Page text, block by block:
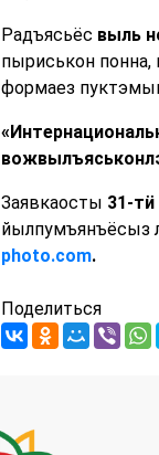
Радъясьёс выль
пыриськон понна,
формаез
Заявкаосты 31-
йылпумъянъёсыз
photo.com.
Поделиться